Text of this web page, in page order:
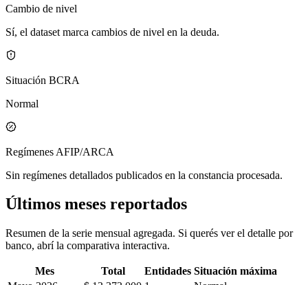
Cambio de nivel
Sí, el dataset marca cambios de nivel en la deuda.
Situación BCRA
Normal
Regímenes AFIP/ARCA
Sin regímenes detallados publicados en la constancia procesada.
Últimos meses reportados
Resumen de la serie mensual agregada. Si querés ver el detalle por
banco, abrí la comparativa interactiva.
Mes Total Entidades Situación máxima